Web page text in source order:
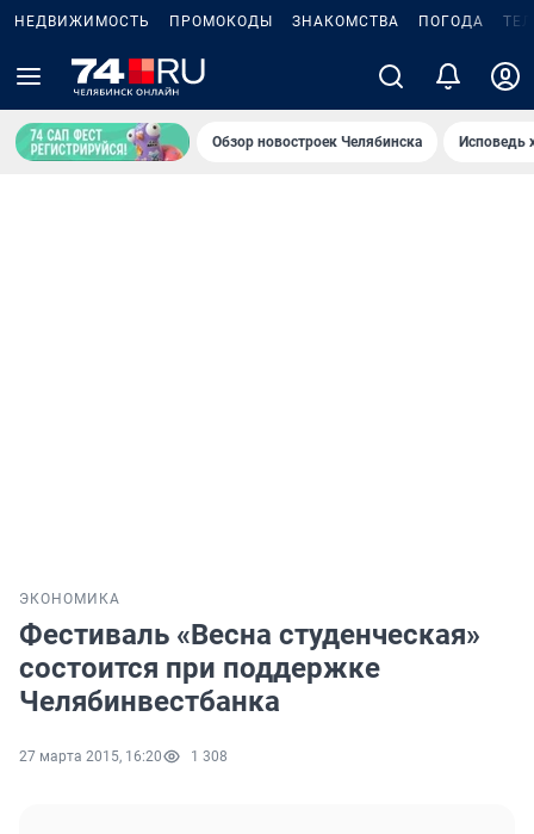
НЕДВИЖИМОСТЬ ПРОМОКОДЫ ЗНАКОМСТВА ПОГОДА
Обзор новостроек Челябинска Исповедь
ЭКОНОМИКА
Фестиваль «Весна студенческая»
состоится при поддержке
Челябинвестбанка
27 марта 2015, 16:20 1 308